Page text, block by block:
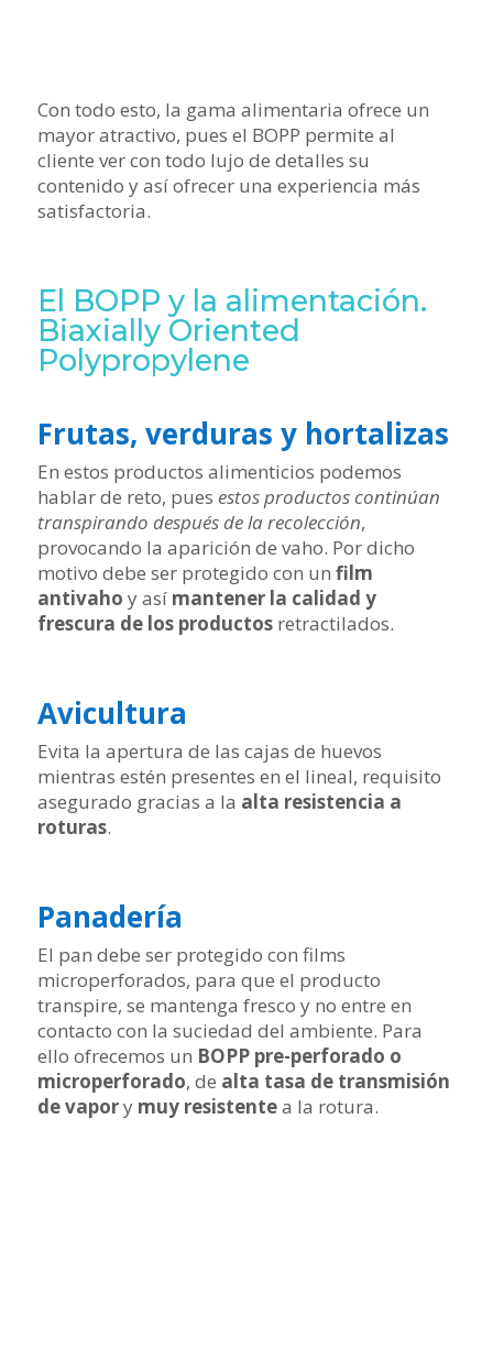
Con todo esto, la gama alimentaria ofrece un
mayor atractivo, pues el BOPP permite al
cliente ver con todo lujo de detalles su
contenido y así ofrecer una experiencia más
satisfactoria.
El BOPP y la alimentación.
Biaxially Oriented
Polypropylene
Frutas, verduras y hortalizas
En estos productos alimenticios podemos
hablar de reto, pues estos productos continúan
transpirando después de la recolección,
provocando la aparición de vaho. Por dicho
motivo debe ser protegido con un film
antivaho y asímantener la calidad y
frescura de los productosretractilados.
Avicultura
Evita la apertura de las cajas de huevos
mientras estén presentes en el lineal, requisito
asegurado gracias a la alta resistencia a
roturas.
Panadería
El pan debe ser protegido con films
microperforados, para que el producto
transpire, se mantenga fresco y no entre en
contacto con la suciedad del ambiente. Para
ello ofrecemos un BOPP pre-perforado o
microperforado, de alta tasa de transmisión
de vapory muy resistentea la rotura.